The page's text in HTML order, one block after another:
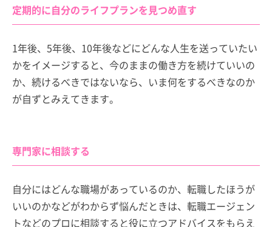
定期的に自分のライフプランを見つめ直す
1年後、5年後、10年後などにどんな人生を送っていたい
かをイメージすると、今のままの働き方を続けていいの
か、続けるべきではないなら、いま何をするべきなのか
が自ずとみえてきます。
専門家に相談する
自分にはどんな職場があっているのか、転職したほうが
いいのかなどがわからず悩んだときは、転職エージェン
トなどのプロに相談すると役に立つアドバイスをもらえ